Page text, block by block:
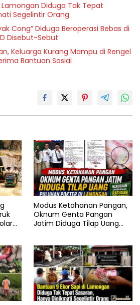
Diduga Tak Tepat
Segelintir Orang
Cong” Diduga Beroperasi Bebas di
Disebut-Sebut
Keluarga Kurang Mampu di Rengel
Bantuan Sosial
Modus Ketahanan Pangan,
Oknum Genta Pangan
Jatim Diduga Tilap Uang